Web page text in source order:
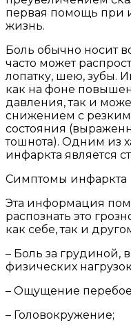
Сово-
Сова
первая помощь при
жизнь.
Боль обычно носит
часто может
лопатку, шею, зубы.
как на фоне
давления, так и
снижением с
состояния
тошнота). Одним из
инфаркта является
Симптомы инфаркта
Эта информация
распознать это
как себе, так и
– Боль за грудиной,
физических
– Ощущение
– Головокружение;